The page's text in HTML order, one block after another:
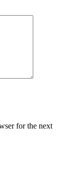
for the next